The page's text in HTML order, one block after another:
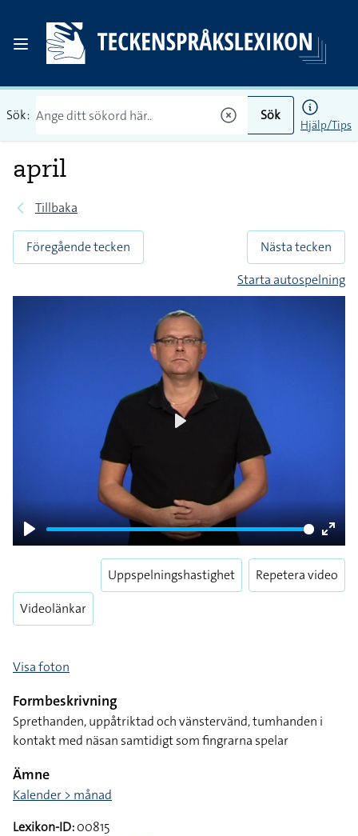
Sök: Sök
Hjälp/Tips
april
Tillbaka
Föregående tecken
Nästa tecken
Starta autospelning
Play
Enter
Videolänkar
Uppspelningshastighet Repetera video
Visa foton
Formbeskrivning
Sprethanden, uppåtriktad och vänstervänd, tumhanden i
kontakt med näsan samtidigt som fingrarna spelar
Ämne
Kalender > månad
Lexikon-ID:00815